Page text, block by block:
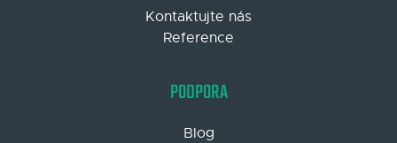
Kontaktujte nás
Reference
PODPORA
Blog